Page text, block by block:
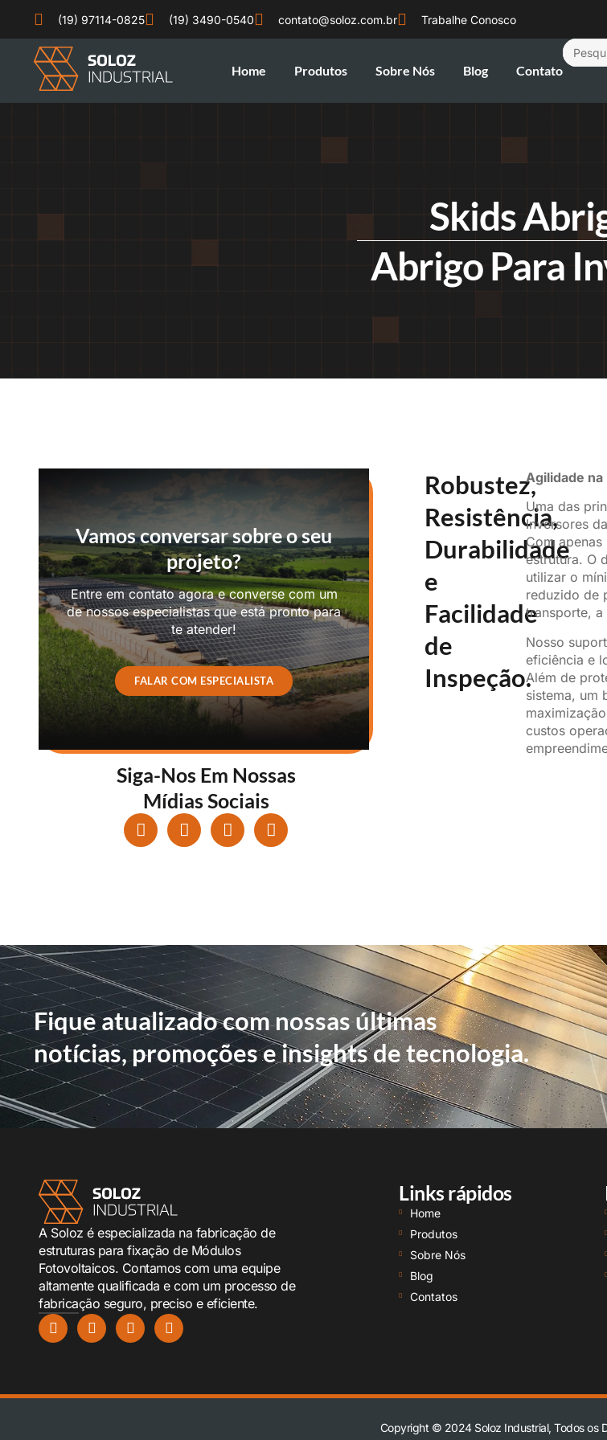
(19) 97114-0825 (19) 3490-0540 contato@soloz.com.br Trabalhe Conosco
Home Produtos Sobre Nós Blog Contato
Skids
Abrigo Para
Vamos conversar sobre o seu
projeto?
Entre em contato agora e converse com um
de nossos especialistas que está pronto para
te atender!
FALAR COM ESPECIALISTA
Siga-Nos Em Nossas
Mídias Sociais
Robustez,
Resistência,
Durabilidade
e
Facilidade
de
Inspeção.
Agilidade
Uma das
Inversores
Com
estrutura. O
utilizar o
reduzido de
transporte,
Nosso
eficiência e
Além de
sistema, um
custos
Fique atualizado com nossas últimas
notícias, promoções e insights de tecnologia.
A Soloz é especializada na fabricação de
estruturas para fixação de Módulos
Fotovoltaicos. Contamos com uma equipe
altamente qualificada e com um processo de
fabricação seguro, preciso e eficiente.
Links rápidos
Home
Produtos
Sobre Nós
Blog
Contatos
Copyright © 2024 Soloz Industrial, Todos os